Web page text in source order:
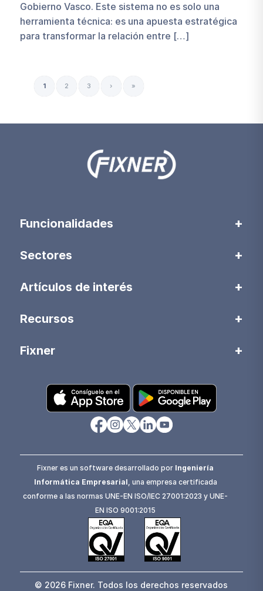
Gobierno Vasco. Este sistema no es solo una
herramienta técnica: es una apuesta estratégica
para transformar la relación entre […]
1 2 3 › »
Funcionalidades
Sectores
Artículos de interés
Recursos
Fixner
Fixner es un software desarrollado por Ingeniería
Informática Empresarial , una empresa certificada
conforme a las normas UNE-EN ISO/IEC 27001:2023 y UNE-
EN ISO 9001:2015
© 2026 Fixner. Todos los derechos reservados